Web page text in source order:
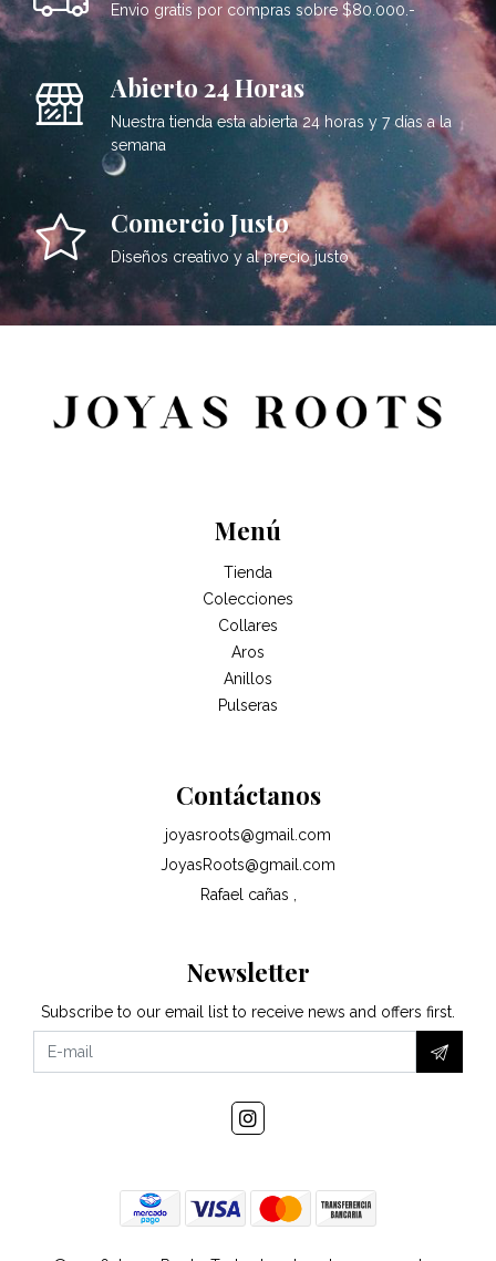
Envio gratis por compras sobre $80.000.-
Abierto 24 Horas
Nuestra tienda esta abierta 24 horas y 7 días a la
semana
Comercio Justo
Diseños creativo y al precio justo
Menú
Tienda
Colecciones
Collares
Aros
Anillos
Pulseras
Contáctanos
joyasroots@gmail.com
JoyasRoots@gmail.com
Rafael cañas ,
Newsletter
Subscribe to our email list to receive news and offers first.